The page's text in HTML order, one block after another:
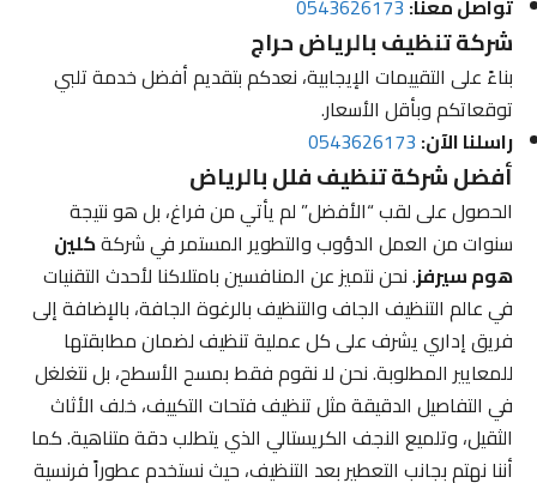
شركة تنظيف بالرياض حراج
بناءً على التقييمات الإيجابية، نعدكم بتقديم أفضل خدمة تلبي
توقعاتكم وبأقل الأسعار.
راسلنا الآن:0543626173
أفضل شركة تنظيف فلل بالرياض
الحصول على لقب “الأفضل” لم يأتي من فراغ، بل هو نتيجة
سنوات من العمل الدؤوب والتطوير المستمر في شركةكلين
هوم سيرفز. نحن نتميز عن المنافسين بامتلاكنا لأحدث التقنيات
في عالم التنظيف الجاف والتنظيف بالرغوة الجافة، بالإضافة إلى
فريق إداري يشرف على كل عملية تنظيف لضمان مطابقتها
للمعايير المطلوبة. نحن لا نقوم فقط بمسح الأسطح، بل نتغلغل
في التفاصيل الدقيقة مثل تنظيف فتحات التكييف، خلف الأثاث
الثقيل، وتلميع النجف الكريستالي الذي يتطلب دقة متناهية. كما
أننا نهتم بجانب التعطير بعد التنظيف، حيث نستخدم عطوراً فرنسية